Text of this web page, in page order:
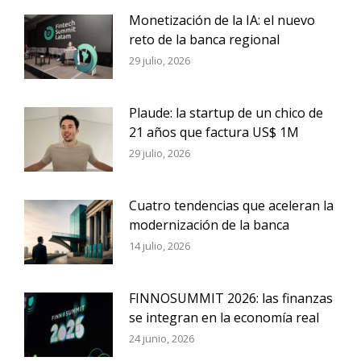
Monetización de la IA: el nuevo
reto de la banca regional
29 julio, 2026
Plaude: la startup de un chico de
21 años que factura US$ 1M
29 julio, 2026
Cuatro tendencias que aceleran la
modernización de la banca
14 julio, 2026
FINNOSUMMIT 2026: las finanzas
se integran en la economía real
24 junio, 2026